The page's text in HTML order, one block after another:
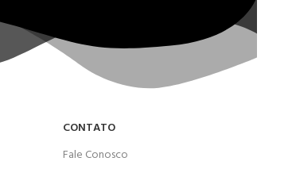
CONTATO
Fale Conosco